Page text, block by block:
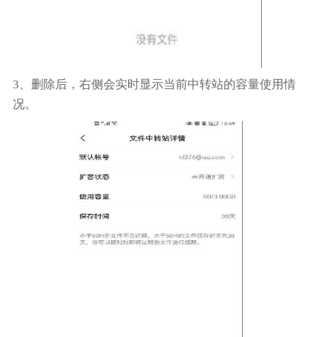
3、删除后，右侧会实时显示当前中转站的容量使用情
况。